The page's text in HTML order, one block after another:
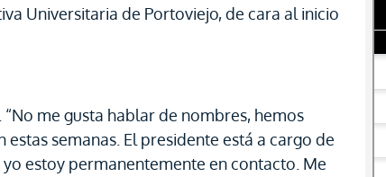
Universitaria de Portoviejo, de cara al inicio
“No me gusta hablar de nombres, hemos
estas semanas. El presidente está a cargo de
yo estoy permanentemente en contacto. Me